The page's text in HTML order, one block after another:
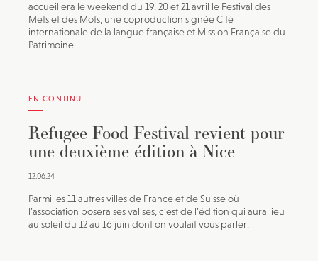
accueillera le weekend du 19, 20 et 21 avril le Festival des
Mets et des Mots, une coproduction signée Cité
internationale de la langue française et Mission Française du
Patrimoine...
EN CONTINU
Refugee Food Festival revient pour
une deuxième édition à Nice
12.06.24
Parmi les 11 autres villes de France et de Suisse où
l’association posera ses valises, c’est de l’édition qui aura lieu
au soleil du 12 au 16 juin dont on voulait vous parler.